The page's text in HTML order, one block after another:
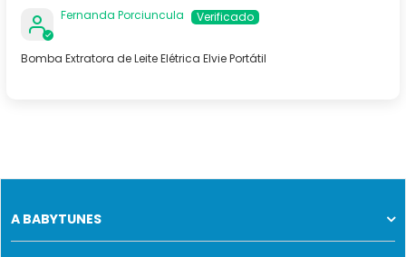
Fernanda Porciuncula
Bomba Extratora de Leite Elétrica Elvie Portátil
A BABYTUNES